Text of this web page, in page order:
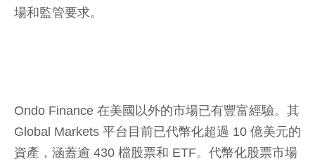
場和監管要求。
Ondo Finance 在美國以外的市場已有豐富經驗。其
Global Markets 平台目前已代幣化超過 10 億美元的
資產，涵蓋逾 430 檔股票和 ETF。代幣化股票市場